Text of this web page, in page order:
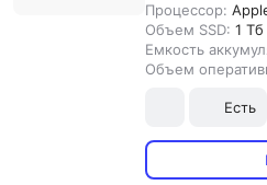
Процессор:
Объем SSD: 1 Тб
Емкость
Объем
Есть